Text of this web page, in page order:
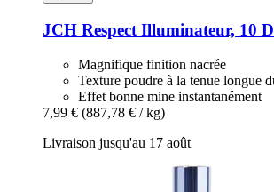
JCH Respect Illuminateur, 10
Magnifique finition nacrée
Texture poudre à la tenue longue
Effet bonne mine instantanément
7,99 € (887,78 € / kg)
Livraison jusqu'au 17 août